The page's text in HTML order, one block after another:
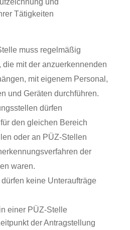
und
Tätigkeiten
muss regelmäßig
mit der anzuerkennenden
mit eigenem Personal,
und Geräten durchführen.
dürfen
den gleichen Bereich
oder an PÜZ-Stellen
der
waren.
keine Unteraufträge
einer PÜZ-Stelle
der Antragstellung